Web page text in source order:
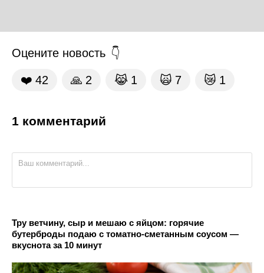
Оцените новость
❤️ 42 🙏 2 😹 1 🙀 7 😿 1
1 комментарий
Тру ветчину, сыр и мешаю с яйцом: горячие
бутерброды подаю с томатно-сметанным соусом —
вкуснота за 10 минут